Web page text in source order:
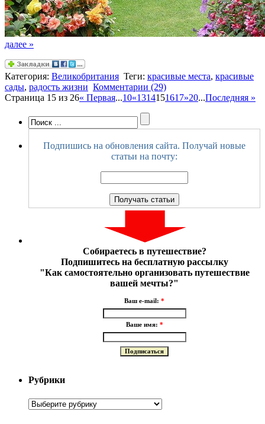
далее »
Категория: Великобритания Теги: красивые места, красивые
сады, радость жизни Комментарии (29)
Страница 15 из 26« Первая...10«1314151617»20...Последняя »
Подпишись на обновления сайта. Получай новые
статьи на почту:
Собираетесь в путешествие?
Подпишитесь на бесплатную рассылку
"Как самостоятельно организовать путешествие
вашей мечты?"
Ваш e-mail: *
Ваше имя: *
Рубрики